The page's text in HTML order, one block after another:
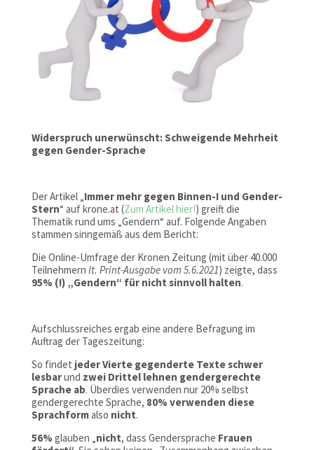
Widerspruch unerwünscht: Schweigende Mehrheit
gegen Gender-Sprache
Der Artikel „Immer mehr gegen Binnen-I und Gender-
Stern“ auf krone.at (Zum Artikel hier!) greift die
Thematik rund ums „Gendern“ auf. Folgende Angaben
stammen sinngemäß aus dem Bericht:
Die Online-Umfrage der Kronen Zeitung (mit über 40.000
Teilnehmern lt. Print-Ausgabe vom 5.6.2021) zeigte, dass
95% (!) „Gendern“ für nicht sinnvoll halten.
Aufschlussreiches ergab eine andere Befragung im
Auftrag der Tageszeitung:
So findet jeder Vierte gegenderte Texte schwer
lesbarund zwei Drittel lehnen gendergerechte
Sprache ab. Überdies verwenden nur 20% selbst
gendergerechte Sprache, 80% verwenden diese
Sprachformalso nicht.
56% glauben „nicht, dass Gendersprache Frauen